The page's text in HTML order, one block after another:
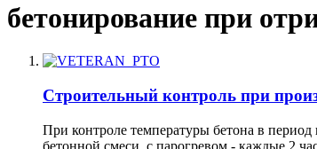
бетонирование при
Строительный контроль при
При контроле температуры бетона в
бетонной смеси, с парогревом - каждые 2